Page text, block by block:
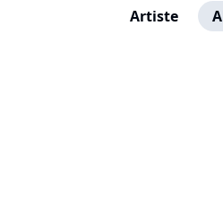
Artiste